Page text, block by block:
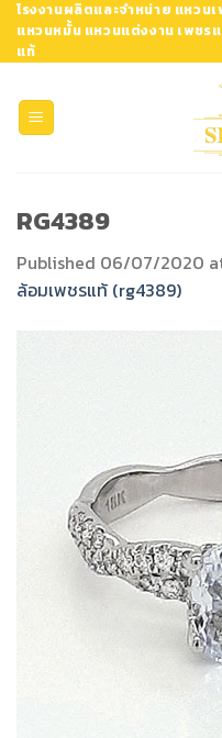
Skip
content
โรงงานผลิตและจำหน่าย แหวน
แหวนหมั้น แหวนแต่งงาน เพช
แท้
RG4389
Published 06/07/2020
ล้อมเพชรแท้ (rg4389)